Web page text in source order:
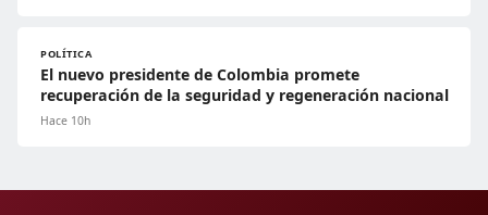
POLÍTICA
El nuevo presidente de Colombia promete
recuperación de la seguridad y regeneración nacional
Hace 10h